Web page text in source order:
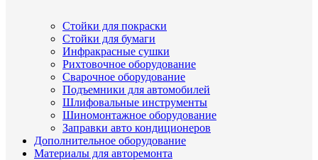
Стойки для покраски
Стойки для бумаги
Инфракрасные сушки
Рихтовочное оборудование
Сварочное оборудование
Подъемники для автомобилей
Шлифовальные инструменты
Шиномонтажное оборудование
Заправки авто кондиционеров
Дополнительное оборудование
Материалы для авторемонта